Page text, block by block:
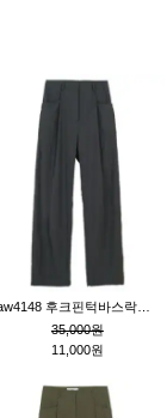
35,000원
11,000원